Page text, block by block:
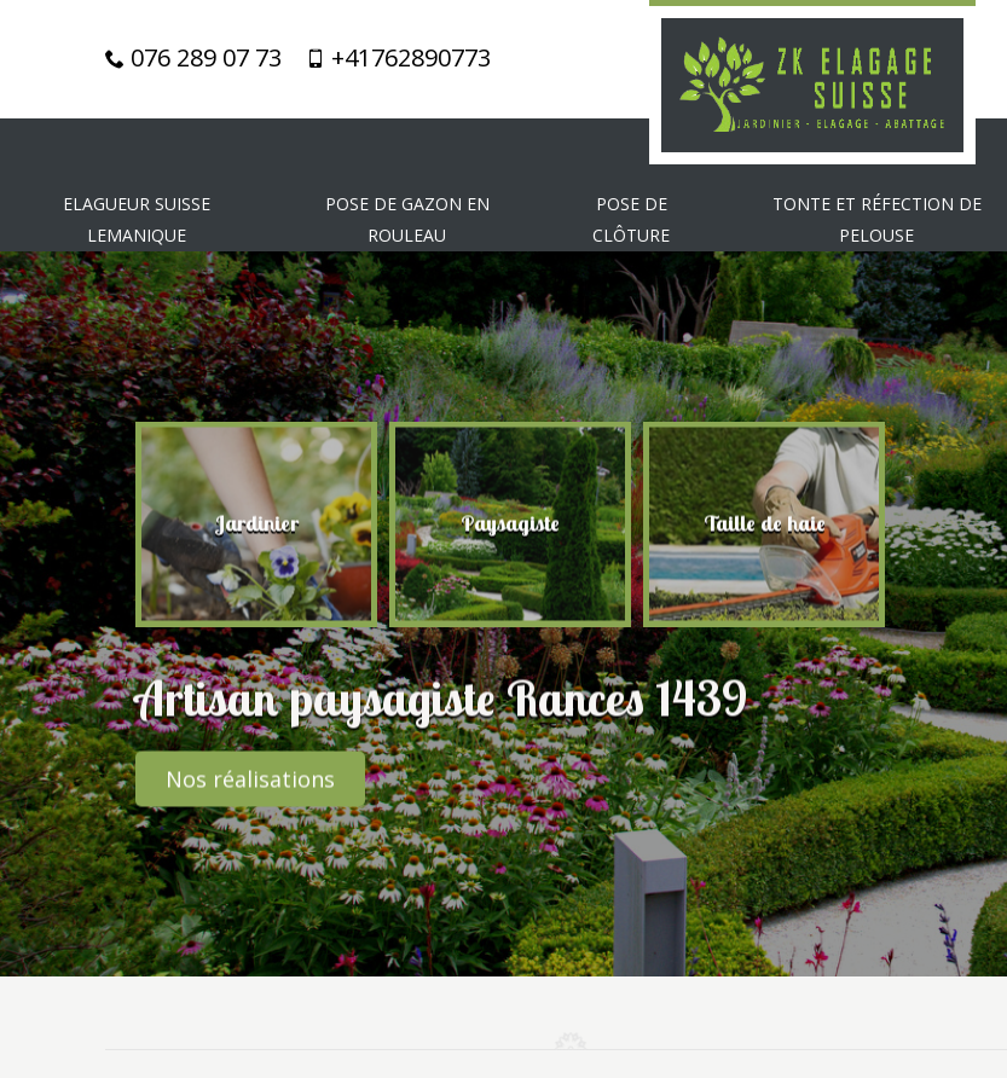
076 289 07 73 +41762890773
ELAGUEUR SUISSE
LEMANIQUE
POSE DE GAZON EN
ROULEAU
POSE DE
CLÔTURE
TONTE ET RÉFECTION DE
PELOUSE
Jardinier Paysagiste Taille de haie
Artisan paysagiste Rances 1439
Nos réalisations